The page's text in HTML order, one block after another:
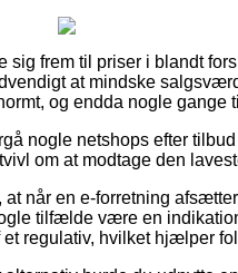
frem til priser i blandt
at mindske
og endda nogle gange
nogle netshops efter
om at modtage den
når en e-forretning
tilfælde være en
regulativ, hvilket hjælper